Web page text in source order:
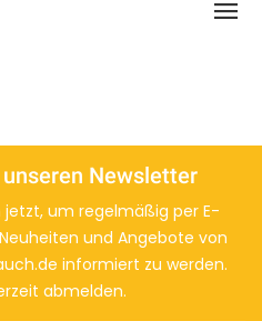
Newsletter
jetzt, um regelmäßig per E-
und Angebote von
informiert zu werden.
abmelden.